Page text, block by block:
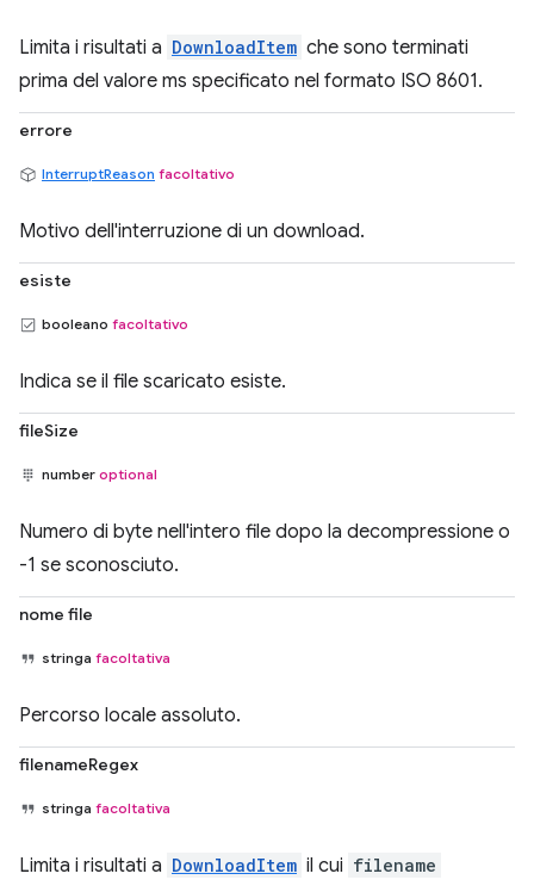
Limita i risultati a DownloadItem che sono terminati
prima del valore ms specificato nel formato ISO 8601.
errore
InterruptReason facoltativo
Motivo dell'interruzione di un download.
esiste
booleano facoltativo
Indica se il file scaricato esiste.
fileSize
number optional
Numero di byte nell'intero file dopo la decompressione o
-1 se sconosciuto.
nome file
stringa facoltativa
Percorso locale assoluto.
filenameRegex
stringa facoltativa
Limita i risultati a DownloadItem il cui filename